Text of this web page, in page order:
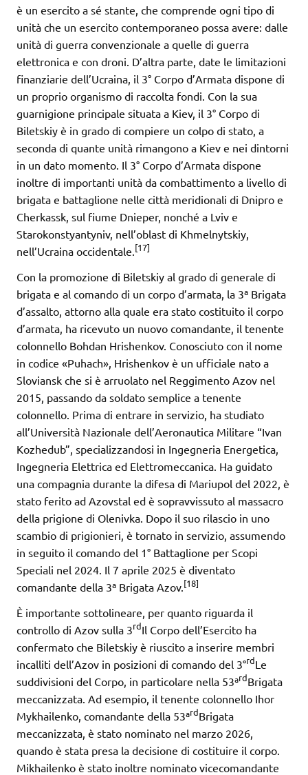
è un esercito a sé stante, che comprende ogni tipo di
unità che un esercito contemporaneo possa avere: dalle
unità di guerra convenzionale a quelle di guerra
elettronica e con droni. D’altra parte, date le limitazioni
finanziarie dell’Ucraina, il 3° Corpo d’Armata dispone di
un proprio organismo di raccolta fondi. Con la sua
guarnigione principale situata a Kiev, il 3° Corpo di
Biletskiy è in grado di compiere un colpo di stato, a
seconda di quante unità rimangono a Kiev e nei dintorni
in un dato momento. Il 3° Corpo d’Armata dispone
inoltre di importanti unità da combattimento a livello di
brigata e battaglione nelle città meridionali di Dnipro e
Cherkassk, sul fiume Dnieper, nonché a Lviv e
Starokonstyantyniv, nell’oblast di Khmelnytskiy,
nell’Ucraina occidentale. [17]
Con la promozione di Biletskiy al grado di generale di
brigata e al comando di un corpo d’armata, la 3ª Brigata
d’assalto, attorno alla quale era stato costituito il corpo
d’armata, ha ricevuto un nuovo comandante, il tenente
colonnello Bohdan Hrishenkov. Conosciuto con il nome
in codice «Puhach», Hrishenkov è un ufficiale nato a
Sloviansk che si è arruolato nel Reggimento Azov nel
2015, passando da soldato semplice a tenente
colonnello. Prima di entrare in servizio, ha studiato
all’Università Nazionale dell’Aeronautica Militare “Ivan
Kozhedub”, specializzandosi in Ingegneria Energetica,
Ingegneria Elettrica ed Elettromeccanica. Ha guidato
una compagnia durante la difesa di Mariupol del 2022, è
stato ferito ad Azovstal ed è sopravvissuto al massacro
della prigione di Olenivka. Dopo il suo rilascio in uno
scambio di prigionieri, è tornato in servizio, assumendo
in seguito il comando del 1° Battaglione per Scopi
Speciali nel 2024. Il 7 aprile 2025 è diventato
comandante della 3ª Brigata Azov. [18]
È importante sottolineare, per quanto riguarda il
controllo di Azov sulla 3rdIl Corpo dell’Esercito ha
confermato che Biletskiy è riuscito a inserire membri
incalliti dell’Azov in posizioni di comando del 3°rdLe
suddivisioni del Corpo, in particolare nella 53ªrdBrigata
meccanizzata. Ad esempio, il tenente colonnello Ihor
Mykhailenko, comandante della 53ªrdBrigata
meccanizzata, è stato nominato nel marzo 2026,
quando è stata presa la decisione di costituire il corpo.
Mikhailenko è stato inoltre nominato vicecomandante